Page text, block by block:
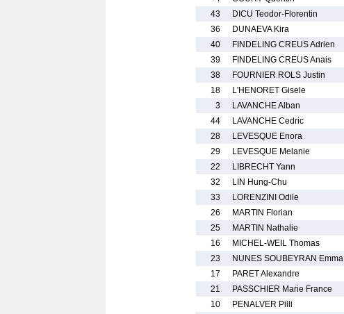
43
DICU Teodor-Florentin
36
DUNAEVA Kira
40
FINDELING CREUS Adrien
39
FINDELING CREUS Anais
38
FOURNIER ROLS Justin
18
L'HENORET Gisele
3
LAVANCHE Alban
44
LAVANCHE Cedric
28
LEVESQUE Enora
29
LEVESQUE Melanie
22
LIBRECHT Yann
32
LIN Hung-Chu
33
LORENZINI Odile
26
MARTIN Florian
25
MARTIN Nathalie
16
MICHEL-WEIL Thomas
23
NUNES SOUBEYRAN Emma
17
PARET Alexandre
21
PASSCHIER Marie France
10
PENALVER Pilli